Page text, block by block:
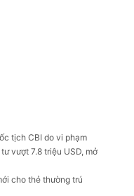
tịch CBI do vi phạm
vượt 7.8 triệu USD, mở
cho thẻ thường trú